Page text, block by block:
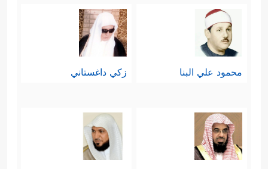
محمود علي البنا زكي داغستاني